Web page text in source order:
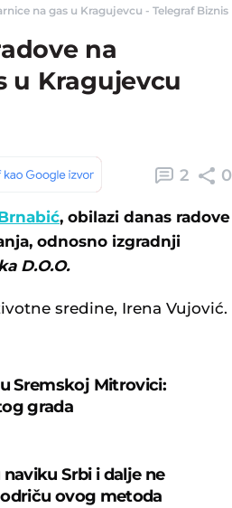
na gas u Kragujevcu - Telegraf Biznis
na
u Kragujevcu
2 0
, obilazi danas radove
odnosno izgradnji
D.O.O.
sredine, Irena Vujović.
Sremskoj Mitrovici:
grada
Srbi i dalje ne
ovog metoda